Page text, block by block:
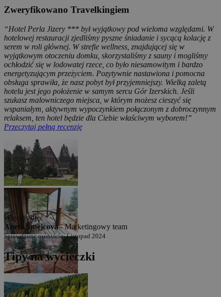
Zweryfikowano Travelkingiem
“Hotel Perla Jizery *** był wyjątkowy pod wieloma względami. W
hotelowej restauracji zjedliśmy pyszne śniadanie i sycącą kolację z
serem w roli głównej. W strefie wellness, znajdującej się w
wyjątkowym otoczeniu domku, skorzystaliśmy z sauny i mogliśmy
ochłodzić się w lodowatej rzece, co było niesamowitym i bardzo
energetyzującym przeżyciem. Pozytywnie nastawiona i pomocna
obsługa sprawiła, że ​​nasz pobyt był przyjemniejszy. Wielką zaletą
hotelu jest jego położenie w samym sercu Gór Izerskich. Jeśli
szukasz malowniczego miejsca, w którym możesz cieszyć się
wspaniałym, aktywnym wypoczynkiem połączonym z dobroczynnym
relaksem, ten hotel będzie dla Ciebie właściwym wyborem!”
Przeczytaj pełną recenzję
Więcej zdjęć
Aneta Šmejcová -Marketingowy team
Sprawdzone osobiście: Listopad 2024
Tipy na wycieczki